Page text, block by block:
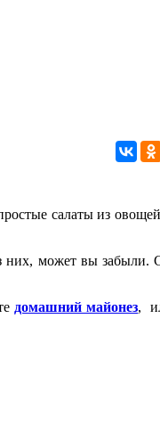
салаты из
может вы забыли.
домашний майонез,